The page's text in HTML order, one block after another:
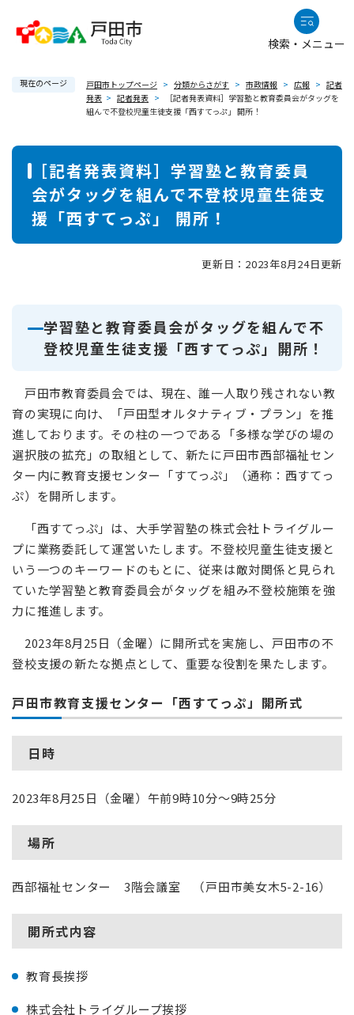
検索・メニュー
現在のページ 戸田市トップページ > 分類からさがす > 市政情報 > 広報 > 記者
発表 > 記者発表 >
［記者発表資料］学習塾と教育委員会がタッグを
組んで不登校児童生徒支援「西すてっぷ」 開所！
本
［記者発表資料］学習塾と教育委員
会がタッグを組んで不登校児童生徒支
援「西すてっぷ」 開所！
更新日：2023年8月24日更新
学習塾と教育委員会がタッグを組んで不
登校児童生徒支援「西すてっぷ」開所！
戸田市教育委員会では、現在、誰一人取り残されない教
育の実現に向け、「戸田型オルタナティブ・プラン」を推
進しております。その柱の一つである「多様な学びの場の
選択肢の拡充」の取組として、新たに戸田市西部福祉セン
ター内に教育支援センター「すてっぷ」（通称：西すてっ
ぷ）を開所します。
「西すてっぷ」は、大手学習塾の株式会社トライグルー
プに業務委託して運営いたします。不登校児童生徒支援と
いう一つのキーワードのもとに、従来は敵対関係と見られ
ていた学習塾と教育委員会がタッグを組み不登校施策を強
力に推進します。
2023年8月25日（金曜）に開所式を実施し、戸田市の不
登校支援の新たな拠点として、重要な役割を果たします。
戸田市教育支援センター「西すてっぷ」開所式
日時
2023年8月25日（金曜）午前9時10分～9時25分
場所
西部福祉センター 3階会議室 （戸田市美女木5-2-16）
開所式内容
教育長挨拶
株式会社トライグループ挨拶